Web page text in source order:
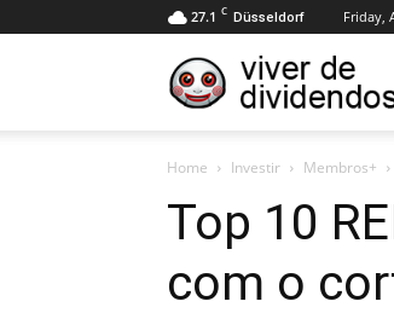
27.1 C Düsseldorf Friday,
Home Investir Membros+
Top 10
com o